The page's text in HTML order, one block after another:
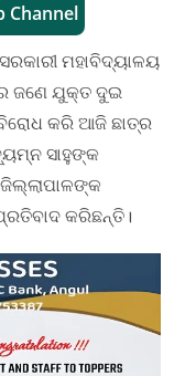
Channel
ମହାବିଦ୍ୟାଳୟ
ଜଣେ ଯୁକ୍ତ ଦୁଇ
ବିରୋଧ କରି ଆଜି ଛାତ୍ର
ସାହୁଙ୍କ
ଜିଲ୍ଲାପାଳଙ୍କ
କରିଛନ୍ତି।